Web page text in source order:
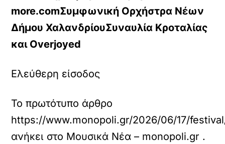
more.comΣυμφωνική Ορχήστρα Νέων
Δήμου ΧαλανδρίουΣυναυλία Κροταλίας
και Overjoyed
Ελεύθερη είσοδος
Το πρωτότυπο άρθρο
https://www.monopoli.gr/2026/06/17/
ανήκει στο Μουσικά Νέα – monopoli.gr .